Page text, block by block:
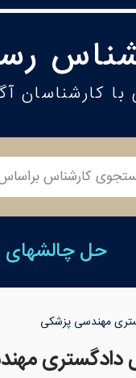
با کارشناسان
حل چالشهای
مهندسی پزشکی
دادگستری